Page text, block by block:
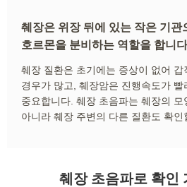
췌장은 위장 뒤에 있는 작은 기관
호르몬을 분비하는 역할을 합니
췌장 질환은 초기에는 증상이 없어 갑
경우가 많고, 췌장암은 진행속도가 빨
중요합니다. 췌장 초음파는 췌장의
아니라 췌장 주변의 다른 질환도 확인
췌장 초음파로 확인